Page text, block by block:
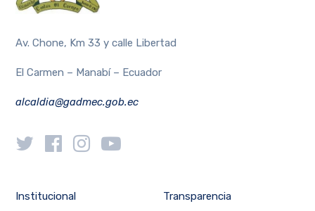
Av. Chone, Km 33 y calle Libertad
El Carmen – Manabí – Ecuador
alcaldia@gadmec.gob.ec
Institucional Transparencia